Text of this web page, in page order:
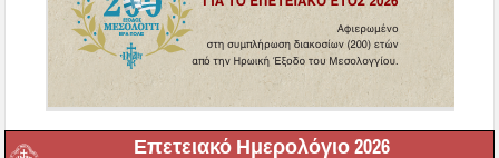
Επετειακό Ημερολόγιο 2026